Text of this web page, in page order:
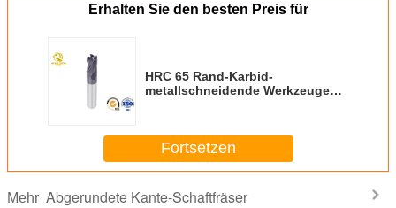
Erhalten Sie den besten Preis für
HRC 65 Rand-Karbid-
metallschneidende Werkzeuge
Fortsetzen
Mehr Abgerundete Kante-Schaftfräser